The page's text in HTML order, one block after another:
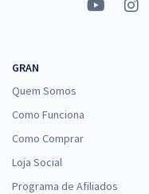
GRAN
Quem Somos
Como Funciona
Como Comprar
Loja Social
Programa de Afiliados